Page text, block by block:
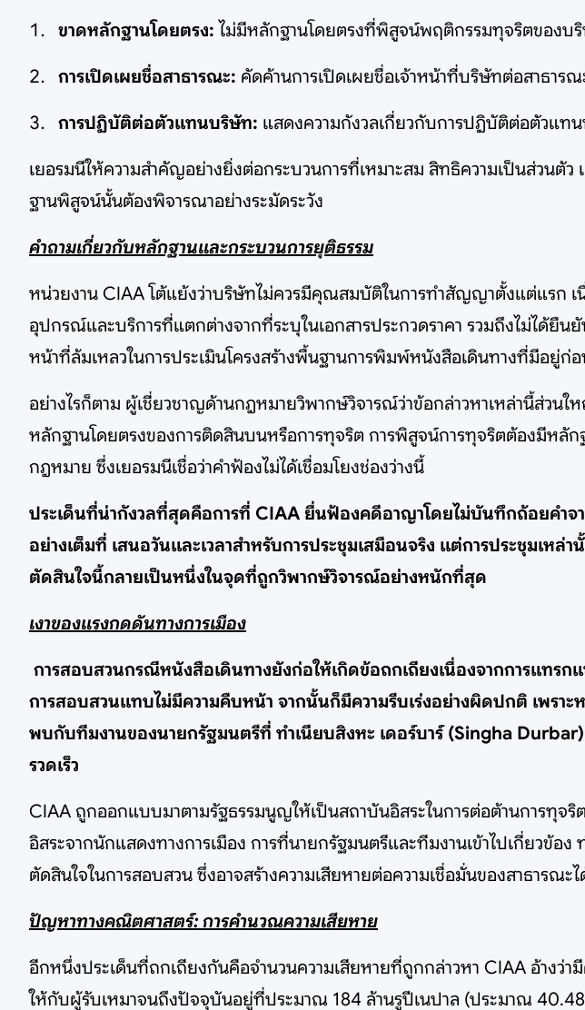
ขาดหลักฐานโดยตรง: ไม่มีหลักฐานโดยตรงที่พิสูจน์พฤติกรรมทุจริตของบ
การเปิดเผยชื่อสาธารณะ: คัดค้านการเปิดเผยชื่อเจ้าหน้าที่บริษัทต่อสาธาร
การปฏิบัติต่อตัวแทนบริษัท: แสดงความกังวลเกี่ยวกับการปฏิบัติต่อตัวแท
เยอรมนีให้ความสำคัญอย่างยิ่งต่อกระบวนการที่เหมาะสม สิทธิความเป็นส่วนตั
ฐานพิสูจน์นั้นต้องพิจารณาอย่างระมัดระวัง
คำถามเกี่ยวกับหลักฐานและกระบวนการยุติธรรม
หน่วยงาน CIAA โต้แย้งว่าบริษัทไม่ควรมีคุณสมบัติในการทำสัญญาตั้งแต่แรก เ
อุปกรณ์และบริการที่แตกต่างจากที่ระบุในเอกสารประกวดราคา รวมถึงไม่ได้ยื
หน้าที่ล้มเหลวในการประเมินโครงสร้างพื้นฐานการพิมพ์หนังสือเดินทางที่มีอยู่ก่
อย่างไรก็ตาม ผู้เชี่ยวชาญด้านกฎหมายวิพากษ์วิจารณ์ว่าข้อกล่าวหาเหล่านี้ส่วน
หลักฐานโดยตรงของการติดสินบนหรือการทุจริต การพิสูจน์การทุจริตต้องมีหลั
กฎหมาย ซึ่งเยอรมนีเชื่อว่าคำฟ้องไม่ได้เชื่อมโยงช่องว่างนี้
ประเด็นที่น่ากังวลที่สุดคือการที่ CIAA ยื่นฟ้องคดีอาญาโดยไม่บันทึกถ้อยคำ
อย่างเต็มที่ เสนอวันและเวลาสำหรับการประชุมเสมือนจริง แต่การประชุมเห
ตัดสินใจนี้กลายเป็นหนึ่งในจุดที่ถูกวิพากษ์วิจารณ์อย่างหนักที่สุด
เงาของแรงกดดันทางการเมือง
การสอบสวนกรณีหนังสือเดินทางยังก่อให้เกิดข้อถกเถียงเนื่องจากการแทรก
การสอบสวนแทบไม่มีความคืบหน้า จากนั้นก็มีความรีบเร่งอย่างผิดปกติ เพราะ
พบกับทีมงานของนายกรัฐมนตรีที่ ทำเนียบสิงหะ เดอร์บาร์ (Singha
รวดเร็ว
CIAA ถูกออกแบบมาตามรัฐธรรมนูญให้เป็นสถาบันอิสระในการต่อต้านการทุจ
อิสระจากนักแสดงทางการเมือง การที่นายกรัฐมนตรีและทีมงานเข้าไปเกี่ยวข้อ
ตัดสินใจในการสอบสวน ซึ่งอาจสร้างความเสียหายต่อความเชื่อมั่นของสาธารณะไ
ปัญหาทางคณิตศาสตร์: การคำนวณความเสียหาย
อีกหนึ่งประเด็นที่ถกเถียงกันคือจำนวนความเสียหายที่ถูกกล่าวหา CIAA อ้างว่
ให้กับผู้รับเหมาจนถึงปัจจุบันอยู่ที่ประมาณ 184 ล้านรูปีเนปาล (ประมาณ